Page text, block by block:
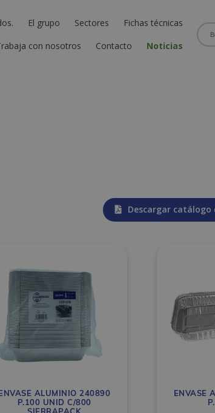
El grupo Sectores
Fichas técnicas
con nosotros
Contacto Noticias
Descargar catálogo
ALUMINIO 240890
P.100 UNID C/800
ENVASE